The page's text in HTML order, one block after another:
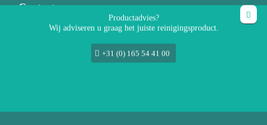
Contact
Direct contact
Productadvies?
Wij adviseren u graag het juiste reinigingsproduct.
+31 (0) 165 54 41 00